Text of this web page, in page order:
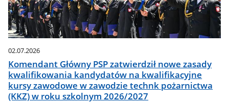
02.07.2026
Komendant Główny PSP zatwierdził nowe zasady
kwalifikowania kandydatów na kwalifikacyjne
kursy zawodowe w zawodzie technk pożarnictwa
(KKZ) w roku szkolnym 2026/2027